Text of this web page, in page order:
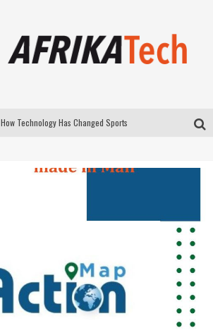
How Technology Has Changed Sports